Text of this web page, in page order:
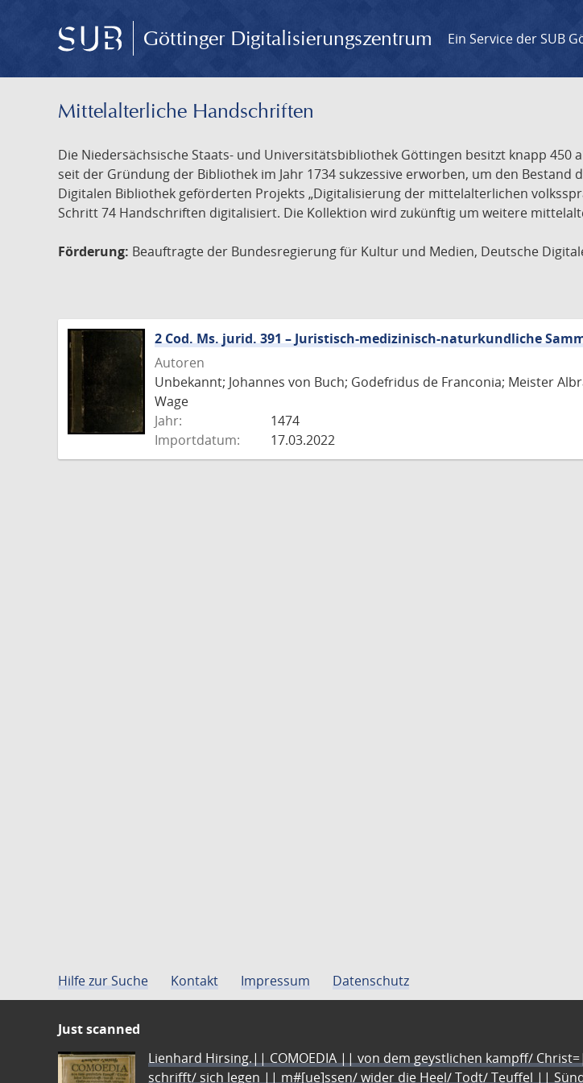
Göttinger Digitalisierungszentrum Ein Service der SUB
Mittelalterliche Handschriften
Die Niedersächsische Staats- und Universitätsbibliothek Göttingen besitzt knapp
seit der Gründung der Bibliothek im Jahr 1734 sukzessive erworben, um den
Digitalen Bibliothek geförderten Projekts „Digitalisierung der mittelalterlichen
Schritt 74 Handschriften digitalisiert. Die Kollektion wird zukünftig um weitere
Förderung: Beauftragte der Bundesregierung für Kultur und Medien, Deutsche
2 Cod. Ms. jurid. 391 – Juristisch-medizinisch-naturkundliche
Autoren
Unbekannt; Johannes von Buch; Godefridus de Franconia; Meister
Wage
Jahr:
1474
Importdatum:
17.03.2022
Hilfe zur Suche Kontakt Impressum Datenschutz
Just scanned
Lienhard Hirsing.|| COMOEDIA || von dem geystlichen kampff/
schrifft/ sich legen || m#[ue]ssen/ wider die Heel/ Todt/ Teuffel ||